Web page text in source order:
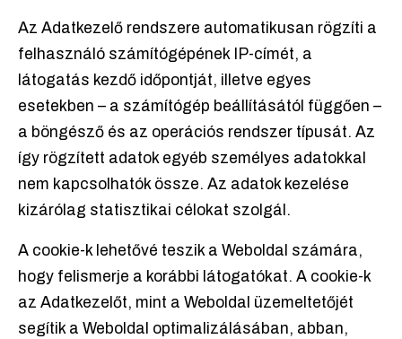
Az Adatkezelő rendszere automatikusan rögzíti a
felhasználó számítógépének IP-címét, a
látogatás kezdő időpontját, illetve egyes
esetekben – a számítógép beállításától függően –
a böngésző és az operációs rendszer típusát. Az
így rögzített adatok egyéb személyes adatokkal
nem kapcsolhatók össze. Az adatok kezelése
kizárólag statisztikai célokat szolgál.
A cookie-k lehetővé teszik a Weboldal számára,
hogy felismerje a korábbi látogatókat. A cookie-k
az Adatkezelőt, mint a Weboldal üzemeltetőjét
segítik a Weboldal optimalizálásában, abban,